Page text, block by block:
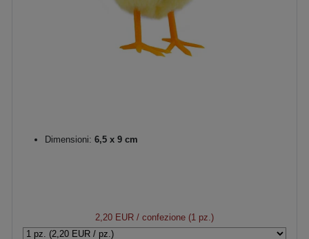
Dimensioni: 6,5 x 9 cm
2,20 EUR / confezione (1 pz.)